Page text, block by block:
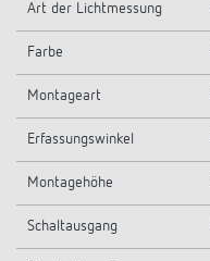
Art der Lichtmessung
Farbe
Montageart
Erfassungswinkel
Montagehöhe
Schaltausgang